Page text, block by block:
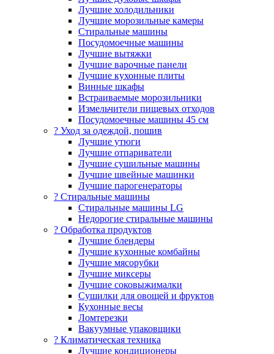
Лучшие холодильники
Лучшие морозильные камеры
Стиральные машины
Посудомоечные машины
Лучшие вытяжки
Лучшие варочные панели
Лучшие кухонные плиты
Винные шкафы
Встраиваемые морозильники
Измельчители пищевых отходов
Посудомоечные машины 45 см
? Уход за одеждой, пошив
Лучшие утюги
Лучшие отпариватели
Лучшие сушильные машины
Лучшие швейные машинки
Лучшие парогенераторы
? Стиральные машины
Стиральные машины LG
Недорогие стиральные машины
? Обработка продуктов
Лучшие блендеры
Лучшие кухонные комбайны
Лучшие мясорубки
Лучшие миксеры
Лучшие соковыжималки
Сушилки для овощей и фруктов
Кухонные весы
Ломтерезки
Вакуумные упаковщики
?️ Климатическая техника
Лучшие кондиционеры